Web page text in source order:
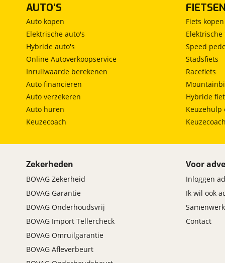
AUTO'S
Auto kopen
Elektrische auto's
Hybride auto's
Online Autoverkoopservice
Inruilwaarde berekenen
Auto financieren
Auto verzekeren
Auto huren
Keuzecoach
FIETSEN
Fiets kopen
Elektrische
Speed
Stadsfiets
Racefiets
Hybride
Keuzehulp
Keuzecoach
Zekerheden
BOVAG Zekerheid
BOVAG Garantie
BOVAG Onderhoudsvrij
BOVAG Import Tellercheck
BOVAG Omruilgarantie
BOVAG Afleverbeurt
Voor
Inloggen
Ik wil ook
Contact